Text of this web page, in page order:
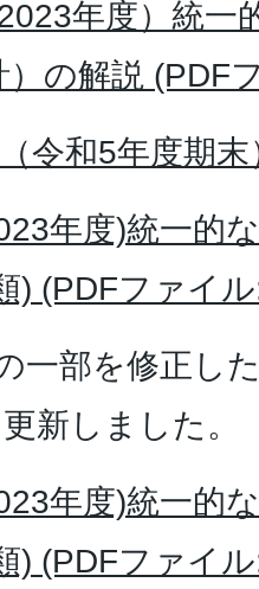
年度）統一
）の解説 (PDF
令和5年度期末
年度)統一的
) (PDFファイ
を修正した
新しました。
年度)統一的
) (PDFファイ